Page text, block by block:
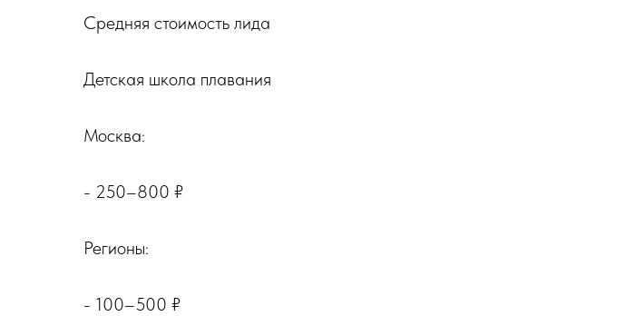
Средняя стоимость лида
Детская школа плавания
Москва:
- 250–800 ₽
Регионы:
- 100–500 ₽